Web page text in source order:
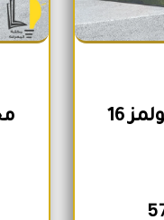
مجموعة شيرلوك هولمز 16